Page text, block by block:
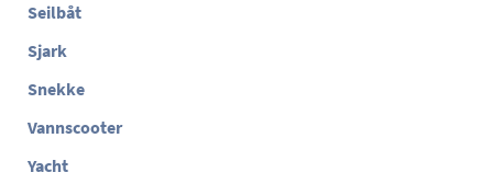
Seilbåt
Sjark
Snekke
Vannscooter
Yacht